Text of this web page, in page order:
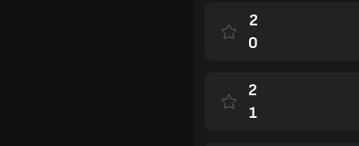
2
0
2
1